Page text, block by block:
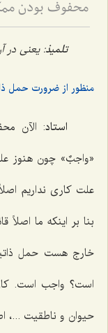
تلمیذ: یعنی در
منظور از ضرورت حمل
استاد: الآن
«واجبٌ» چون هنوز
علت کاری نداریم
بنا بر اینکه ما
خارج هست حمل
است؟ واجب است.
حیوان و ناطقیت ...،